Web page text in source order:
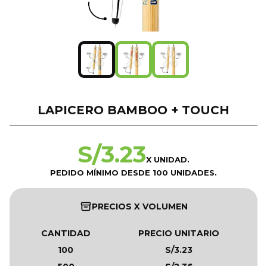
LAPICERO BAMBOO + TOUCH
S/3.23X UNIDAD.
PEDIDO MÍNIMO DESDE 100 UNIDADES.
PRECIOS X VOLUMEN
CANTIDAD
PRECIO UNITARIO
100
S/3.23